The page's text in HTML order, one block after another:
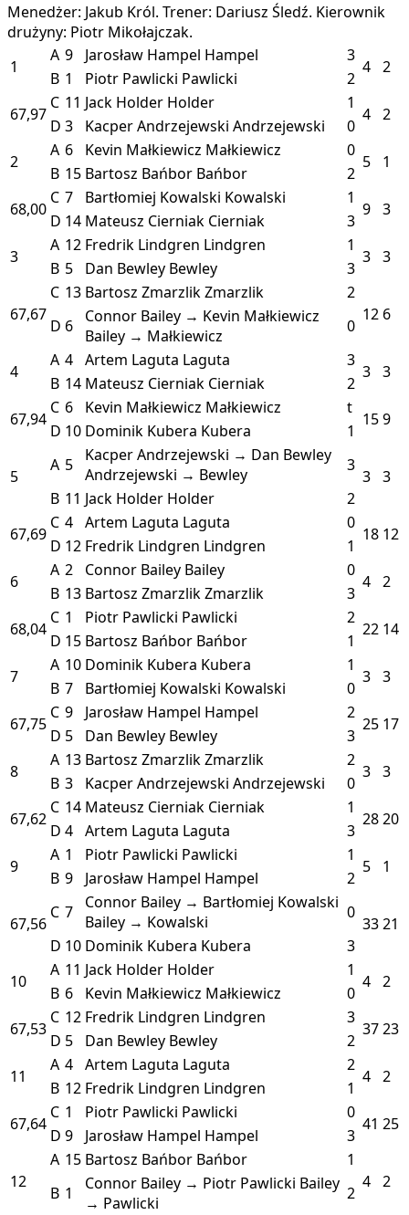
Menedżer: Jakub Król. Trener: Dariusz Śledź. Kierownik
drużyny: Piotr Mikołajczak.
1
A 9 Jarosław Hampel Hampel 3
4 2
B 1 Piotr Pawlicki Pawlicki
2
67,97
C 11 Jack Holder Holder 1
4 2
D 3 Kacper Andrzejewski Andrzejewski
0
2
A 6 Kevin Małkiewicz Małkiewicz 0
5 1
B 15 Bartosz Bańbor Bańbor
2
68,00
C 7 Bartłomiej Kowalski Kowalski 1
9 3
D 14 Mateusz Cierniak Cierniak
3
3
A 12 Fredrik Lindgren Lindgren 1
3 3
B 5 Dan Bewley Bewley 3
67,67
C 13 Bartosz ZmarzlikZmarzlik
2
12 6
D 6
Connor Bailey → Kevin Małkiewicz
Bailey → Małkiewicz
0
4
A 4 Artem Laguta Laguta 3
3 3
B 14 Mateusz Cierniak Cierniak
2
67,94
C 6 Kevin Małkiewicz Małkiewicz t
159
D 10 Dominik Kubera Kubera 1
5
A 5
Kacper Andrzejewski → Dan Bewley
Andrzejewski → Bewley
3
3 3
B 11 Jack Holder Holder
2
67,69
C 4 Artem Laguta Laguta 0
18 12
D 12 Fredrik Lindgren Lindgren
1
6
A 2 Connor Bailey Bailey 0
4 2
B 13 Bartosz ZmarzlikZmarzlik
3
68,04
C 1 Piotr Pawlicki Pawlicki 2
22 14
D 15 Bartosz Bańbor Bańbor
1
7
A 10 Dominik Kubera Kubera 1
3 3
B 7 Bartłomiej Kowalski Kowalski
0
67,75
C 9 Jarosław Hampel Hampel 2
25 17
D 5 Dan Bewley Bewley
3
8
A 13 Bartosz ZmarzlikZmarzlik 2
3 3
B 3 Kacper Andrzejewski Andrzejewski
0
67,62
C 14 Mateusz Cierniak Cierniak 1
2820
D 4 Artem Laguta Laguta
3
9
A 1 Piotr Pawlicki Pawlicki 1
5 1
B 9 Jarosław Hampel Hampel 2
67,56
C 7
Connor Bailey → Bartłomiej Kowalski
Bailey → Kowalski
0
3321
D 10 Dominik Kubera Kubera
3
10
A 11 Jack Holder Holder 1
4 2
B 6 Kevin Małkiewicz Małkiewicz
0
67,53
C 12 Fredrik Lindgren Lindgren 3
3723
D 5 Dan Bewley Bewley
2
11
A 4 Artem Laguta Laguta 2
4 2
B 12 Fredrik Lindgren Lindgren
1
67,64
C 1 Piotr Pawlicki Pawlicki 0
41 25
D 9 Jarosław Hampel Hampel 3
12
A 15 Bartosz Bańbor Bańbor
1
4 2
B 1 Connor Bailey → Piotr Pawlicki Bailey
→ Pawlicki
2